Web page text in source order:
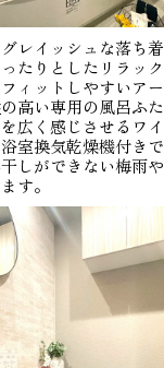
レイッシュな落ち
たりとしたリラッ
ィットしやすいア
高い専用の風呂ふ
広く感じさせるワ
室換気乾燥機付き
しができない梅雨
す。